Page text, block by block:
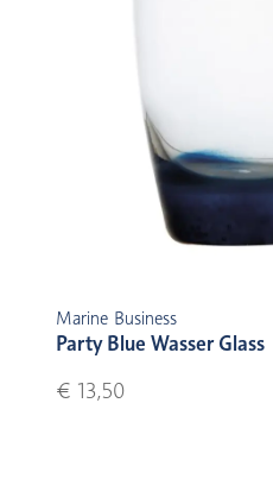
Marine Business
Party Blue Wasser Glass
€ 13,50